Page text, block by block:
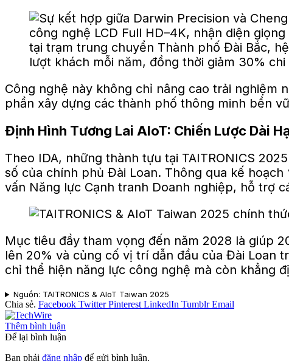
Công nghệ này không chỉ nâng cao trải nghiệm
phần xây dựng các thành phố thông minh bền
Định Hình Tương Lai AIoT: Chiến Lược Dài
Theo IDA, những thành tựu tại TAITRONICS
số của chính phủ Đài Loan. Thông qua kế
vấn Năng lực Cạnh tranh Doanh nghiệp, hỗ trợ
Mục tiêu đầy tham vọng đến năm 2028 là giúp
lên 20% và củng cố vị trí dẫn đầu của Đài Loan
chỉ thể hiện năng lực công nghệ mà còn khẳng
Nguồn: TAITRONICS & AIoT Taiwan 2025
Chia sẻ. Facebook Twitter Pinterest LinkedIn Tumblr Email
Thêm bình luận
Để lại bình luận
Bạn phải đăng nhập để gửi bình luận.